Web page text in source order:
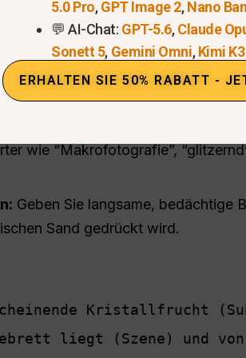
Visual Prompt
Verwenden Sie Tools
erstellen.
wie “Makrofotografie”,
Geben Sie langsame, bedächtige
Sand gedrückt wird.
Kristallfrucht
liegt (Szene) und
5.0 Pro,GPT Image 2,Nano
💬 AI-Chat: GPT-5.6,Claude
Sonett 5, Gemini Omni,Kimi K3
ERHALTEN SIE 50% RABATT -